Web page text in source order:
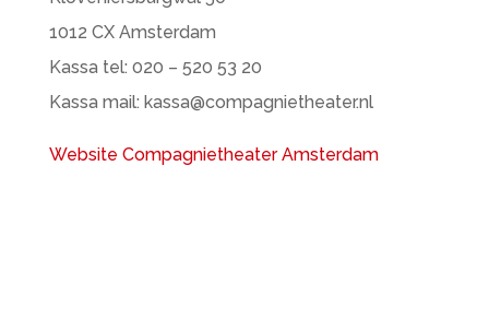
1012 CX Amsterdam
Kassa tel: 020 – 520 53 20
Kassa mail: kassa@compagnietheater.nl
Website Compagnietheater Amsterdam